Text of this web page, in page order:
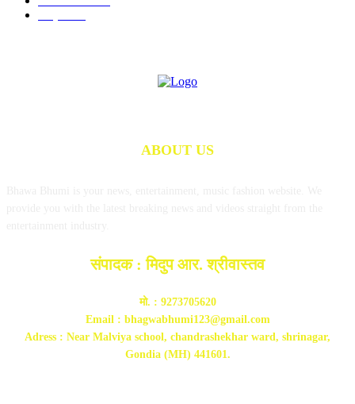
ABOUT US
संपादक : मिदुप आर. श्रीवास्तव
मो. : 9273705620
Email : bhagwabhumi123@gmail.com
Adress : Near Malviya school, chandrashekhar ward, shrinagar,
Gondia (MH) 441601.